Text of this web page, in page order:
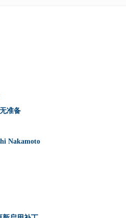
伙伴关系
准备
Nakamoto